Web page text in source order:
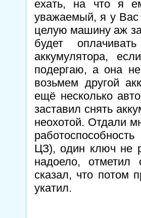
ехать, на что я
уважаемый, я у Вас
целую машину аж
будет
аккумулятора,
подергаю, а она
возьмем другой
ещё несколько
заставил снять
неохотой. Отдали
ЦЗ), один ключ не
надоело,
сказал, что потом
укатил.